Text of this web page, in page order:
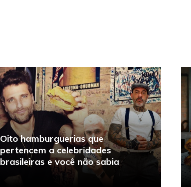
Oito hamburguerias que
pertencem a celebridades
brasileiras e você não sabia